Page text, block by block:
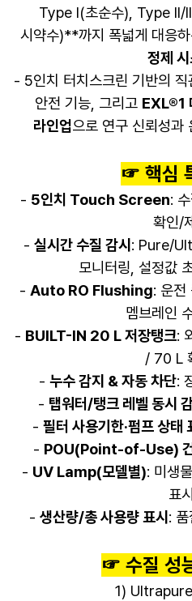
Type I(초순수), Type II/
시약수)**까지 폭넓게 대응
정제
- 5인치 터치스크린 기반의 직
안전 기능, 그리고 EXL®1
라인업으로 연구 신뢰성과
☞ 핵심
- 5인치 Touch Screen:
확인/
- 실시간 수질 감시 : Pure/
모니터링, 설정값
- Auto RO Flushing: 운전
멤브레인
- BUILT-IN 20 L 저장탱크:
/ 70 L
- 누수 감지 & 자동 차단:
- 탭워터/탱크 레벨 동시
- 필터 사용기한·펌프 상태
- POU(Point-of-Use)
- UV Lamp(모델별): 미생
표시
- 생산량/총 사용량 표시 :
☞ 수질 성
1)